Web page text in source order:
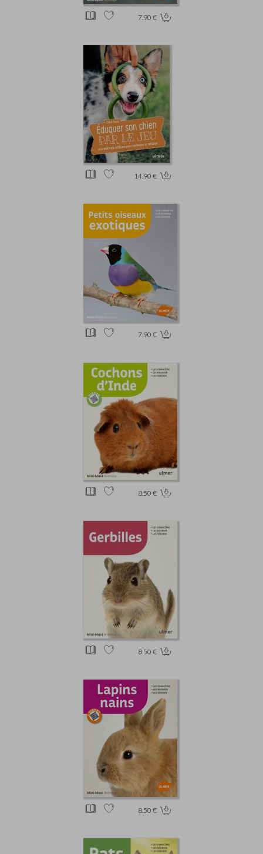
7.90 €
14.90 €
7.90 €
8.50 €
8.50 €
8.50 €